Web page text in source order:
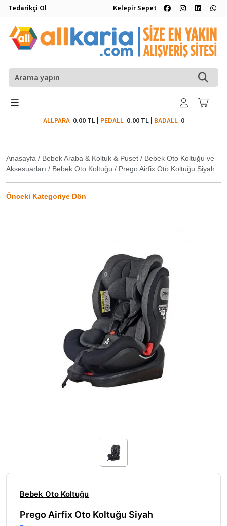
Tedarikçi Ol Kelepir Sepet
ALLPARA 0.00 TL| PEDALL 0.00 TL| BADALL0
Anasayfa / Bebek Araba & Koltuk & Puset / Bebek Oto Koltuğu ve
Aksesuarları / Bebek Oto Koltuğu / Prego Airfix Oto Koltuğu Siyah
Önceki Kategoriye Dön
Bebek Oto Koltuğu
Prego Airfix Oto Koltuğu Siyah